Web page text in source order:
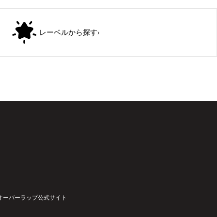
レーベルから探す›
ーバーラップ公式サイト